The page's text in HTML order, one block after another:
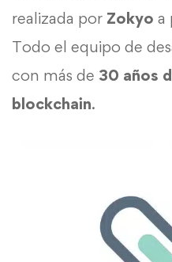
realizada por Zokyo a
Todo el equipo de
con más de 30 años
blockchain.